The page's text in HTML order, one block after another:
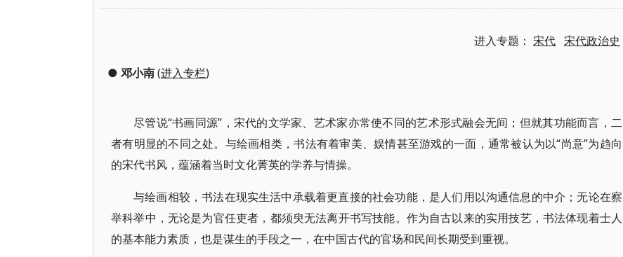
进入专题： 宋代 宋代政治史
● 邓小南(进入专栏)
尽管说“书画同源”，宋代的文学家、艺术家亦常使不同的艺术形式融会无间；但就其功能而言，二
者有明显的不同之处。与绘画相类，书法有着审美、娱情甚至游戏的一面，通常被认为以“尚意”为趋向
的宋代书风，蕴涵着当时文化菁英的学养与情操。
与绘画相较，书法在现实生活中承载着更直接的社会功能，是人们用以沟通信息的中介；无论在察
举科举中，无论是为官任吏者，都须臾无法离开书写技能。作为自古以来的实用技艺，书法体现着士人
的基本能力素质，也是谋生的手段之一，在中国古代的官场和民间长期受到重视。